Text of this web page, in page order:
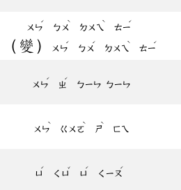
ㄨㄣ
ˊ
ㄅㄨ
ˋ
ㄉㄨㄟ
ˋ
ㄊㄧ
ˊ
（變） ㄨㄣ
ˊ
ㄅㄨ
ˊ
ㄉㄨㄟ
ˋ
ㄊㄧ
ˊ
ㄨㄣ
ˊ
ㄓ
ˊ
ㄅㄧㄣ ㄅㄧㄣ
ㄨㄣ
ˋ
ㄍㄨㄛ
ˋ
ㄕ
ˋ
ㄈㄟ
ㄩ
ˊ
ㄑㄩ
ˇ
ㄩ
ˊ
ㄑㄧㄡ
ˊ